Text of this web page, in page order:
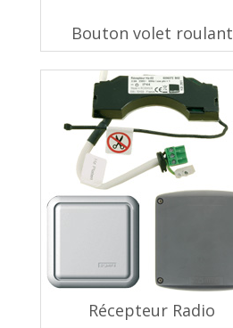
Bouton volet roulant
Récepteur Radio